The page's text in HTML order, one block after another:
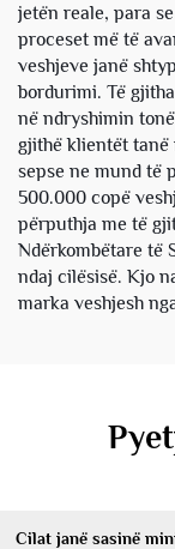
jetën reale, para
proceset më të
veshjeve janë
bordurimi. Të
në ndryshimin
gjithë klientët tanë
sepse ne mund të
500.000 copë
përputhja me të
Ndërkombëtare të
ndaj cilësisë. Kjo
marka veshjesh
Cilat janë sasinë